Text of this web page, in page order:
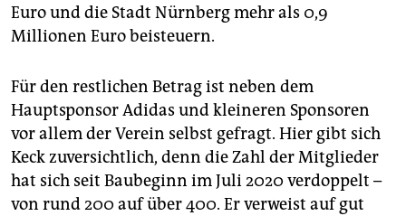
Euro und die Stadt Nürnberg mehr als 0,9
Millionen Euro beisteuern.
Für den restlichen Betrag ist neben dem
Hauptsponsor Adidas und kleineren Sponsoren
vor allem der Verein selbst gefragt. Hier gibt sich
Keck zuversichtlich, denn die Zahl der Mitglieder
hat sich seit Baubeginn im Juli 2020 verdoppelt –
von rund 200 auf über 400. Er verweist auf gut